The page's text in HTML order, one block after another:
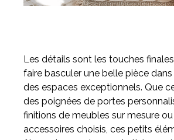
Les détails sont les touches
faire basculer une belle pièce
des espaces exceptionnels. Que
des poignées de portes
finitions de meubles sur mesure
accessoires choisis, ces petits